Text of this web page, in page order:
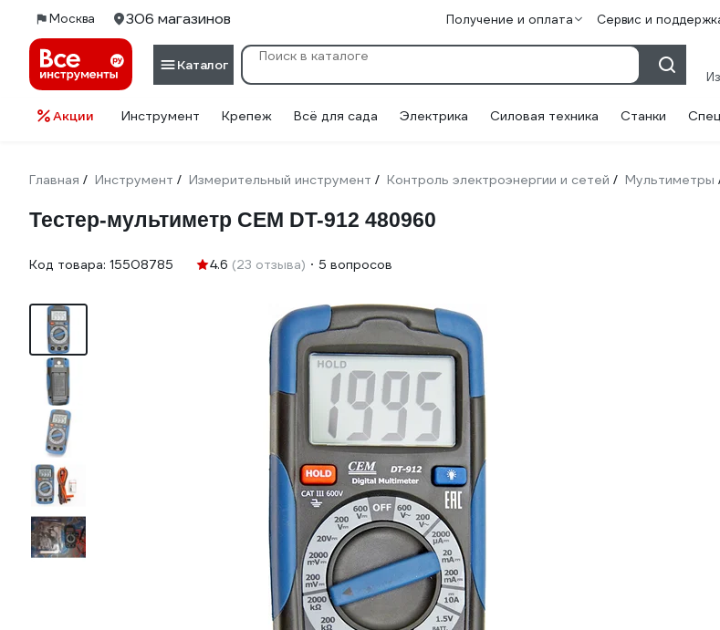
Москва 306 магазинов Получение и оплата Сервис и
Каталог
Акции Инструмент Крепеж Всё для сада Электрика Силовая техника Станки
Главная / Инструмент / Измерительный инструмент / Контроль электроэнергии и сетей / Мультиметры
Тестер-мультиметр СЕМ DT-912 480960
Код товара: 15508785 4.6 (23 отзыва) 5 вопросов